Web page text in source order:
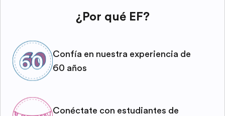
¿Por qué EF?
Confía en nuestra experiencia de
60 años
Conéctate con estudiantes de